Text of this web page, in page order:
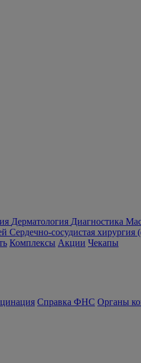
Дерматология Диагностика
Сердечно-сосудистая хирургия
Комплексы Акции Чекапы
Справка ФНС Органы